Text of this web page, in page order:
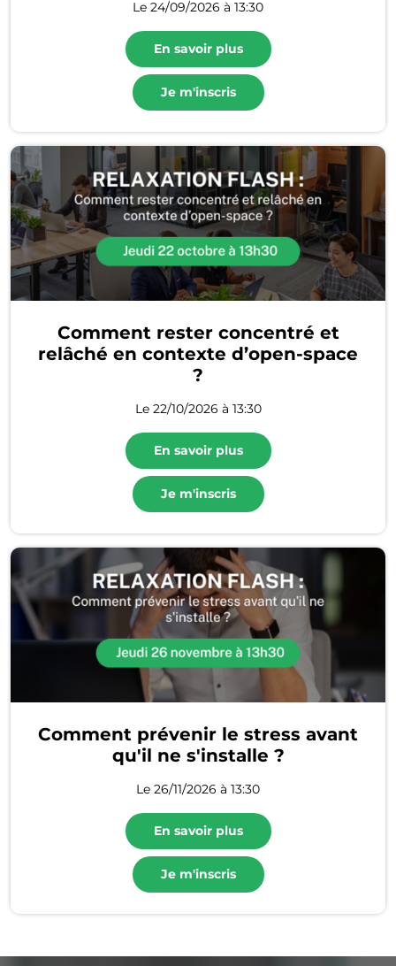
Le 24/09/2026 à 13:30
En savoir plus
Je m'inscris
Comment rester concentré et
relâché en contexte d’open-space
?
Le 22/10/2026 à 13:30
En savoir plus
Je m'inscris
Comment prévenir le stress avant
qu'il ne s'installe ?
Le 26/11/2026 à 13:30
En savoir plus
Je m'inscris